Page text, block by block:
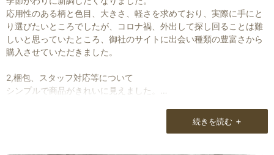
応用性のある柄と色目、大きさ、軽さを求めており、実際に手にと
り選びたいところでしたが、コロナ禍、外出して探し回ることは難
しいと思っていたところ、御社のサイトに出会い種類の豊富さから
購入させていただきました。
2,梱包、スタッフ対応等について
シンプルで商品がきれいに見えました。
スタッフの対応については、「ストール愛」の深さに満ちあふれて
続きを読む +